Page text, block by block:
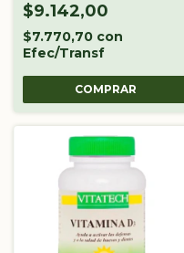
$9.142,00
$7.770,70 con
Efec/Transf